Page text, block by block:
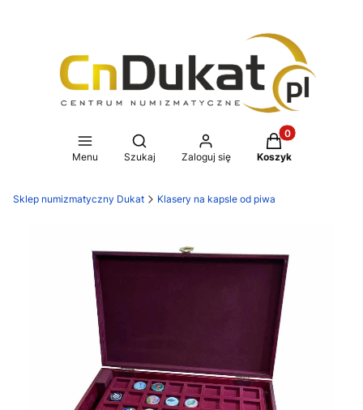
Menu
Otwórz wyszukiwarkę
Szukaj Zaloguj się
Produkty w
Koszyk
Sklep numizmatyczny Dukat Klasery na kapsle od piwa